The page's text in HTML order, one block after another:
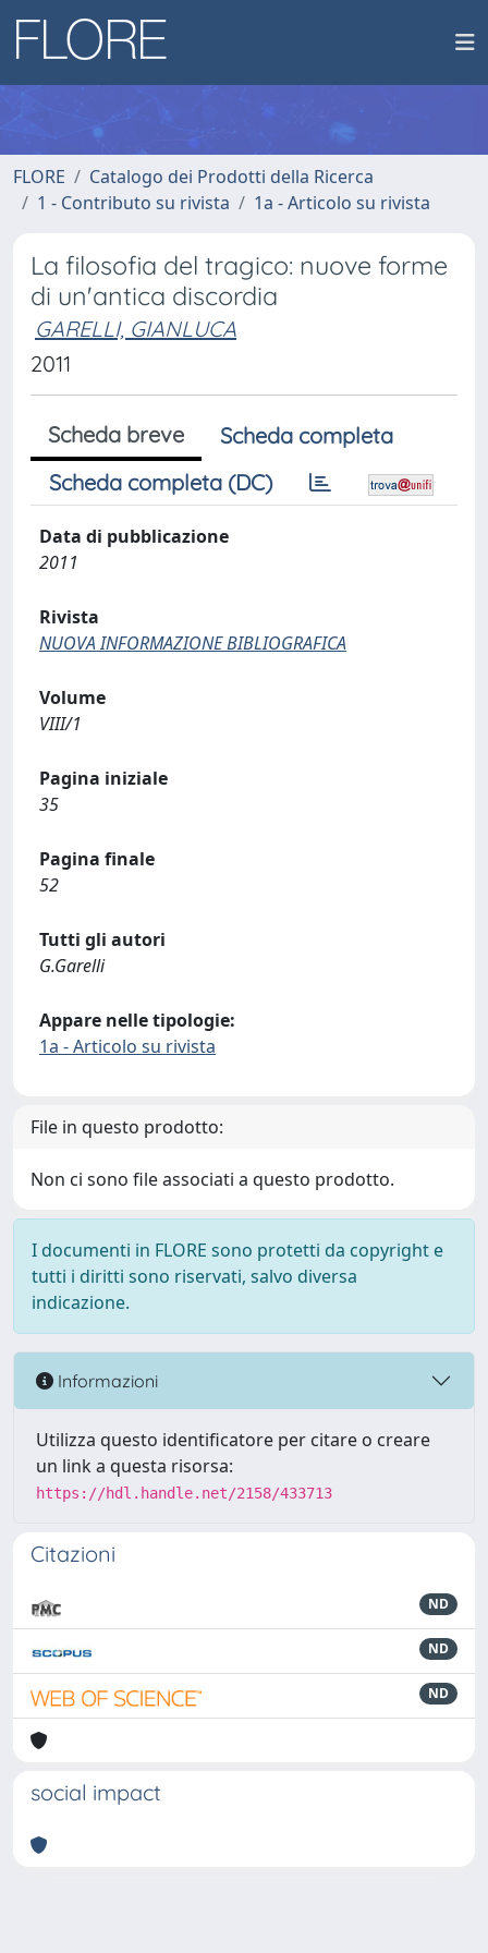
FLORE
Catalogo dei Prodotti della Ricerca
1 - Contributo su rivista
1a - Articolo su rivista
La filosofia del tragico: nuove forme
di un'antica discordia
GARELLI, GIANLUCA
2011
Scheda breve
Scheda completa
Scheda completa (DC)
Data di pubblicazione
2011
Rivista
NUOVA INFORMAZIONE BIBLIOGRAFICA
Volume
VIII/1
Pagina iniziale
35
Pagina finale
52
Tutti gli autori
G.Garelli
Appare nelle tipologie:
1a - Articolo su rivista
File in questo prodotto:
Non ci sono file associati a questo prodotto.
I documenti in FLORE sono protetti da copyright e
tutti i diritti sono riservati, salvo diversa
indicazione.
Informazioni
Utilizza questo identificatore per citare o creare
un link a questa risorsa:
https://hdl.handle.net/2158/433713
Citazioni
ND
ND
ND
social impact